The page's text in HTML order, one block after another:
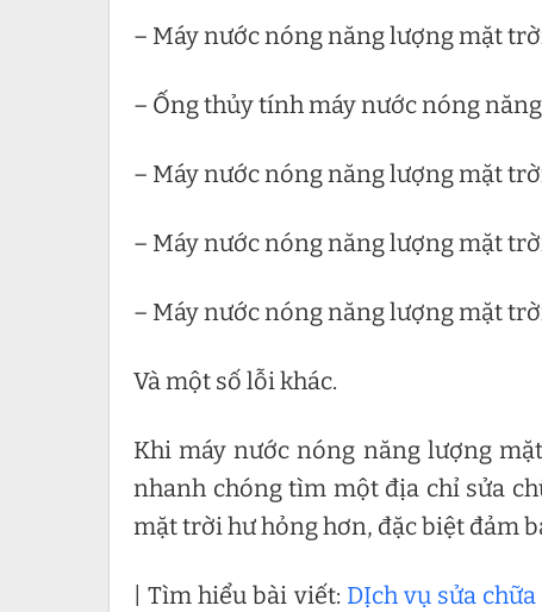
– Máy nước nóng năng lượng mặt
– Ống thủy tính máy nước nóng
– Máy nước nóng năng lượng mặt
– Máy nước nóng năng lượng mặt
– Máy nước nóng năng lượng mặt
Và một số lỗi khác.
Khi máy nước nóng năng lượng
nhanh chóng tìm một địa chỉ sửa
mặt trời hư hỏng hơn, đặc biệt đảm
| Tìm hiểu bài viết: DỊch vụ sửa